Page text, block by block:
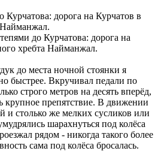
до Курчатова: дорога на
хребта Найманжал.
до места ночной стоянки я
быстрее. Вкручивал педали по
строго метров на десять вперёд,
крупное препятствие. В движении
и столько же мелких сусликов или
шарахнуться под колёса
рядом - никогда такого более
сама под колёса бросалась.